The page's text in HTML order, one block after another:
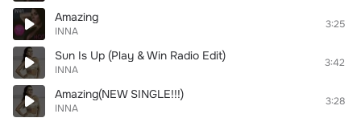
Amazing
INNA
3:25
Sun Is Up (Play & Win Radio Edit)
INNA
3:42
Amazing(NEW SINGLE!!!)
INNA
3:28